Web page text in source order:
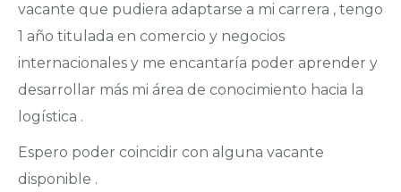
vacante que pudiera adaptarse a mi carrera , tengo
1 año titulada en comercio y negocios
internacionales y me encantaría poder aprender y
desarrollar más mi área de conocimiento hacia la
logística .
Espero poder coincidir con alguna vacante
disponible .